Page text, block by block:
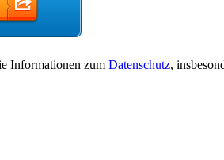
Informationen zum Datenschutz,